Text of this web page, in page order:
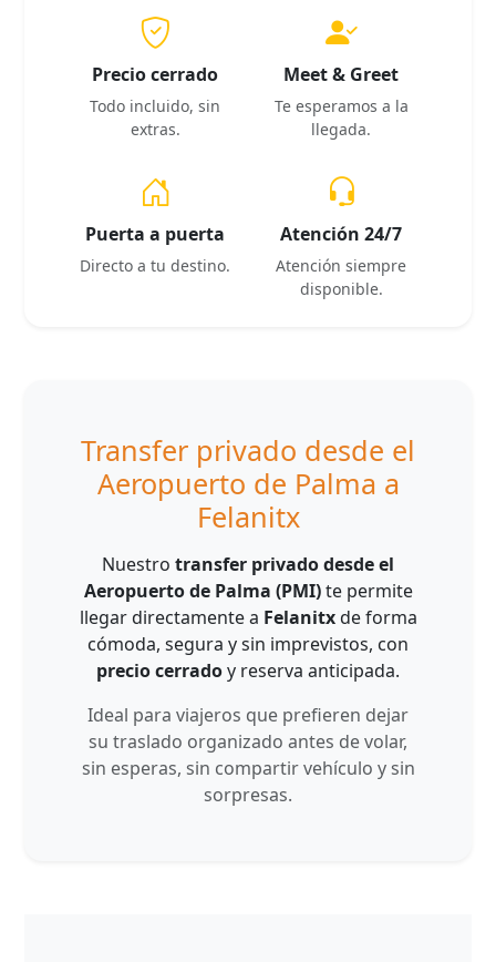
Precio cerrado
Todo incluido, sin
extras.
Meet & Greet
Te esperamos a la
llegada.
Puerta a puerta
Directo a tu destino.
Atención 24/7
Atención siempre
disponible.
Transfer privado desde el
Aeropuerto de Palma a
Felanitx
Nuestro transfer privado desde el
Aeropuerto de Palma (PMI)te permite
llegar directamente a Felanitxde forma
cómoda, segura y sin imprevistos, con
precio cerradoy reserva anticipada.
Ideal para viajeros que prefieren dejar
su traslado organizado antes de volar,
sin esperas, sin compartir vehículo y sin
sorpresas.